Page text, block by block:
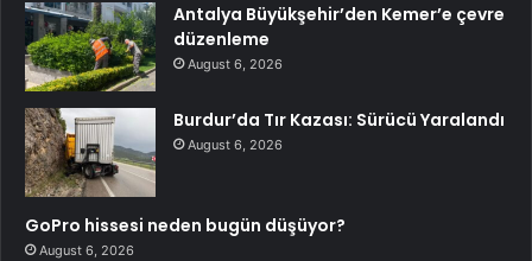
Antalya Büyükşehir’den Kemer’e çevre
düzenleme
August 6, 2026
Burdur’da Tır Kazası: Sürücü Yaralandı
August 6, 2026
GoPro hissesi neden bugün düşüyor?
August 6, 2026